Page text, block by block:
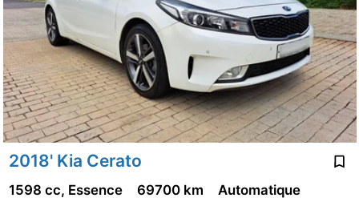
2018' Kia Cerato
1598 cc, Essence 69700 km Automatique